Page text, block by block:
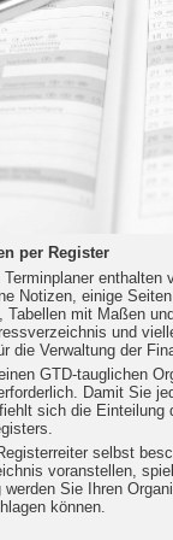
per Register
Terminplaner enthalten
Notizen, einige
Tabellen mit Maßen
und
die Verwaltung der
GTD-tauglichen
Damit Sie
sich die
selbst
voranstellen,
werden Sie Ihren
können.